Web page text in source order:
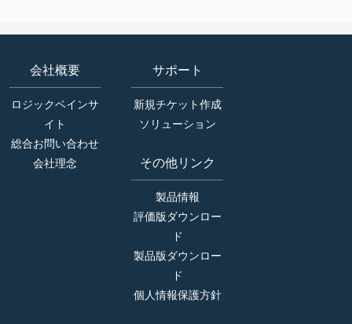
会社概要
ロジックベインサ
イト
総合お問い合わせ
会社理念
サポート
新規チケット作成
ソリューション
その他リンク
製品情報
評価版ダウンロー
ド
製品版ダウンロー
ド
個人情報保護方針